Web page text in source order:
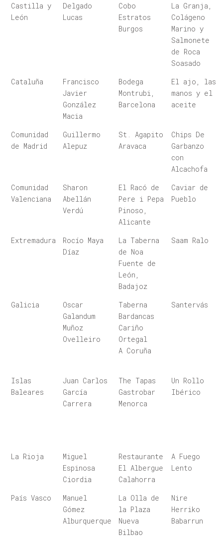
Castilla y
León
Delgado
Lucas
Cobo
Estratos
Burgos
La Granja,
Colágeno
Marino y
Salmonete
de Roca
Soasado
Cataluña
Francisco
Javier
González
Macia
Bodega
Montrubi,
Barcelona
El ajo, las
manos y el
aceite
Comunidad
de Madrid
Guillermo
Alepuz
St. Agapito
Aravaca
Chips De
Garbanzo
con
Alcachofa
Comunidad
Valenciana
Sharon
Abellán
Verdú
El Racó de
Pere i Pepa
Pinoso,
Alicante
Caviar de
Pueblo
Extremadura
Rocío Maya
Díaz
La Taberna
de Noa
Fuente de
León,
Badajoz
Saam Ralo
Galicia
Oscar
Galandum
Muñoz
Ovelleiro
Taberna
Bardancas
Cariño
Ortegal
A Coruña
Santervás
Islas
Baleares
Juan Carlos
García
Carrera
The Tapas
Gastrobar
Menorca
Un Rollo
Ibérico
La Rioja
Miguel
Espinosa
Ciordia
Restaurante
El Albergue
Calahorra
A Fuego
Lento
País Vasco
Manuel
Gómez
Alburquerque
La Olla de
la Plaza
Nueva
Bilbao
Nire
Herriko
Babarrun